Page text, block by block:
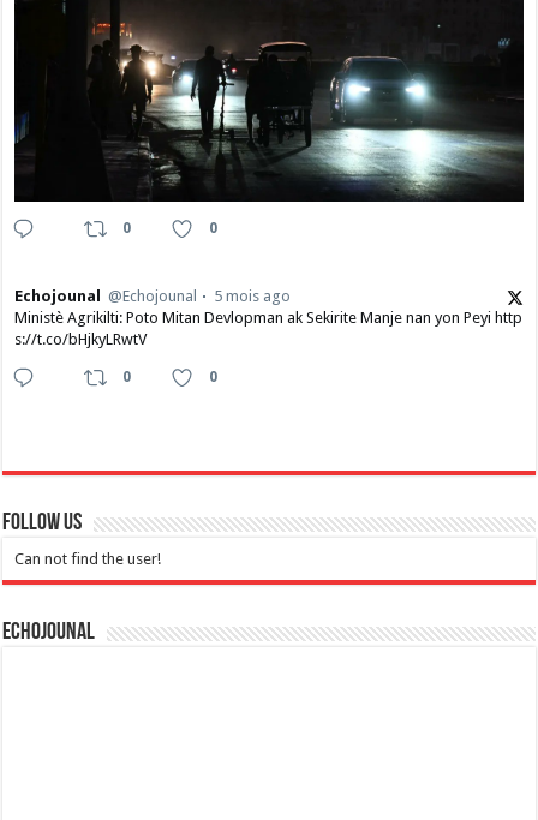
0 0
Echojounal @Echojounal
5 mois ago
Ministè Agrikilti: Poto Mitan Devlopman ak Sekirite Manje nan yon Peyi http
s://t.co/bHjkyLRwtV
0 0
Follow Us
Can not find the user!
Echojounal